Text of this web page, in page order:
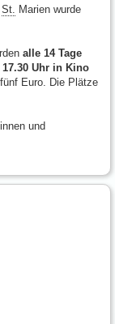
St. Marien wurde
alle 14 Tage
Uhr in Kino
Euro. Die Plätze
und